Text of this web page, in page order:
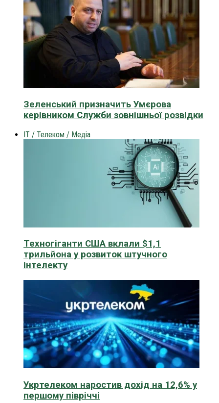
Зеленський призначить Умєрова
керівником Служби зовнішньої розвідки
IT / Телеком / Медіа
Техногіганти США вклали $1,1
трильйона у розвиток штучного
інтелекту
Укртелеком наростив дохід на 12,6% у
першому півріччі